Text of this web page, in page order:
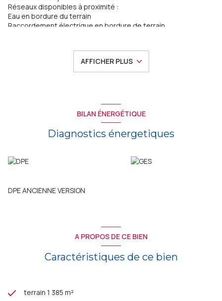
Réseaux disponibles à proximité :
Eau en bordure du terrain
Raccordement électrique en bordure de terrain
Ce terrain offre un cadre idéal pour concrétiser votre projet
de construction, dans un secteur agréable et recherché.
AFFICHER PLUS
BILAN ÉNERGÉTIQUE
Diagnostics énergetiques
DPE ANCIENNE VERSION
A PROPOS DE CE BIEN
Caractéristiques de ce bien
terrain 1 385 m²